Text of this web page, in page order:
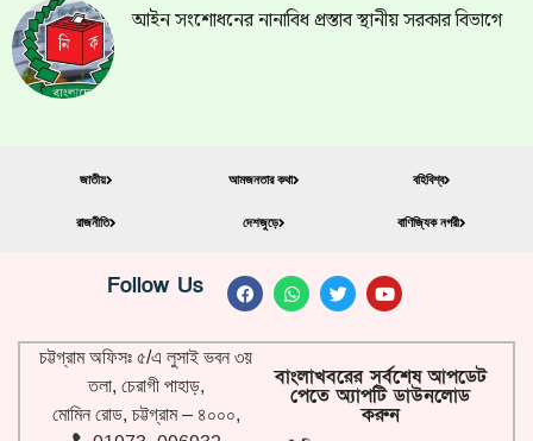
আইন সংশোধনের নানাবিধ প্রস্তাব স্থানীয় সরকার বিভাগে
জাতীয়
রাজনীতি
আমজনতার কথা
দেশজুড়ে
বহিবিশ্ব
বাণিজ্যিক নগরী
Follow Us
চট্টগ্রাম অফিসঃ ৫/এ লুসাই ভবন ৩য়
তলা, চেরাগী পাহাড়,
মোমিন রোড, চট্টগ্রাম – ৪০০০,
বাংলাখবরের সর্বশেষ আপডেট
পেতে অ্যাপটি ডাউনলোড
করুন